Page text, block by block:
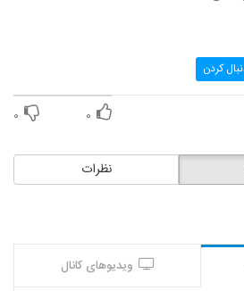
کردن
۰ ۰
نظرات
ویدیوهای کانال